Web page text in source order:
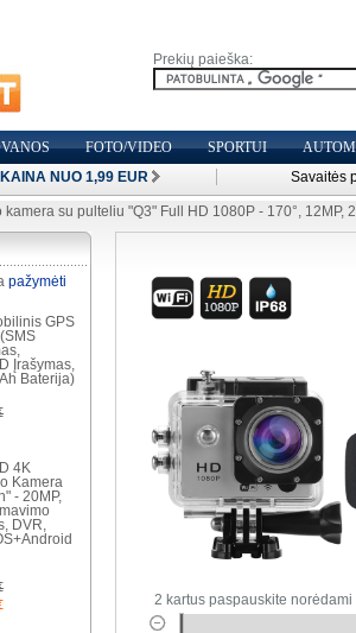
Prekių paieška:
FOTO/VIDEO SPORTUI
KAINA NUO 1,99 EUR
Savaitės
kamera su pulteliu "Q3" Full HD 1080P - 170°, 12MP,
2 kartus paspauskite
pažymėti
GPS
Įrašymas,
Baterija)
4K
Kamera
- 20MP,
DVR,